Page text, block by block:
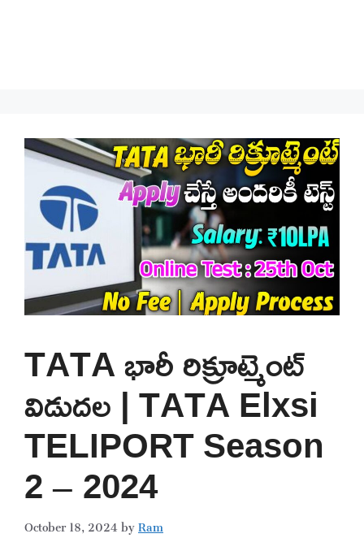
TATA భారీ రిక్రూట్మెంట్
విడుదల | TATA Elxsi
TELIPORT Season
2 – 2024
October 18, 2024byRam